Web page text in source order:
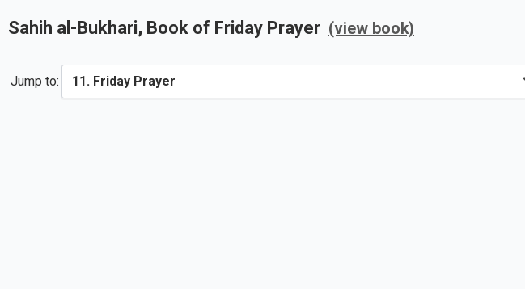
Sahih al-Bukhari, Book of Friday Prayer (view book)
Jump to: